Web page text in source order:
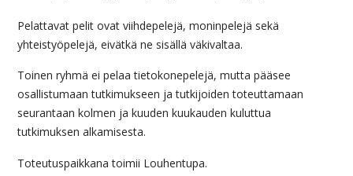
Pelattavat pelit ovat viihdepelejä, moninpelejä sekä
yhteistyöpelejä, eivätkä ne sisällä väkivaltaa.
Toinen ryhmä ei pelaa tietokonepelejä, mutta pääsee
osallistumaan tutkimukseen ja tutkijoiden toteuttamaan
seurantaan kolmen ja kuuden kuukauden kuluttua
tutkimuksen alkamisesta.
Toteutuspaikkana toimii Louhentupa.